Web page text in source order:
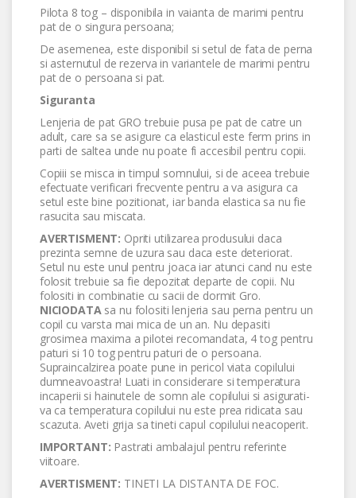
Pilota 8 tog – disponibila in vaianta de marimi pentru
pat de o singura persoana;
De asemenea, este disponibil si setul de fata de perna
si asternutul de rezerva in variantele de marimi pentru
pat de o persoana si pat.
Siguranta
Lenjeria de pat GRO trebuie pusa pe pat de catre un
adult, care sa se asigure ca elasticul este ferm prins in
parti de saltea unde nu poate fi accesibil pentru copii.
Copiii se misca in timpul somnului, si de aceea trebuie
efectuate verificari frecvente pentru a va asigura ca
setul este bine pozitionat, iar banda elastica sa nu fie
rasucita sau miscata.
AVERTISMENT: Opriti utilizarea produsului daca
prezinta semne de uzura sau daca este deteriorat.
Setul nu este unul pentru joaca iar atunci cand nu este
folosit trebuie sa fie depozitat departe de copii. Nu
folositi in combinatie cu sacii de dormit Gro.
NICIODATAsa nu folositi lenjeria sau perna pentru un
copil cu varsta mai mica de un an. Nu depasiti
grosimea maxima a pilotei recomandata, 4 tog pentru
paturi si 10 tog pentru paturi de o persoana.
Supraincalzirea poate pune in pericol viata copilului
dumneavoastra! Luati in considerare si temperatura
incaperii si hainutele de somn ale copilului si asigurati-
va ca temperatura copilului nu este prea ridicata sau
scazuta. Aveti grija sa tineti capul copilului neacoperit.
IMPORTANT: Pastrati ambalajul pentru referinte
viitoare.
AVERTISMENT: TINETI LA DISTANTA DE FOC.